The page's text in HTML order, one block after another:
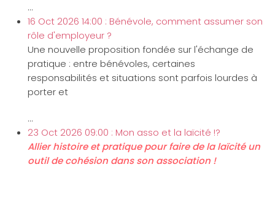
...
16 Oct 2026 14:00 : Bénévole, comment assumer son
rôle d'employeur ?
Une nouvelle proposition fondée sur l'échange de
pratique : entre bénévoles, certaines
responsabilités et situations sont parfois lourdes à
porter et
...
23 Oct 2026 09:00 : Mon asso et la laïcité !?
Allier histoire et pratique pour faire de la laïcité un
outil de cohésion dans son association !